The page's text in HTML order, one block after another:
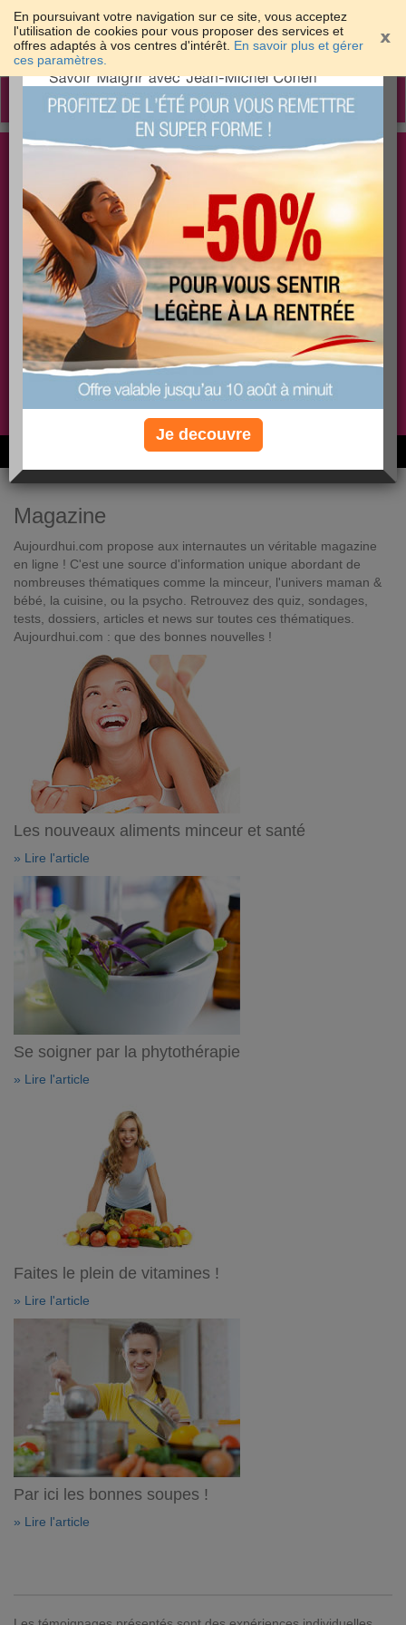
En poursuivant votre navigation sur ce site, vous acceptez
l'utilisation de cookies pour vous proposer des services et
offres adaptés à vos centres d'intérêt. En savoir plus et gérer
ces paramètres.
Toggle
Les meilleures solutions pour maigrir et être bien
dans sa peau
PLUS
EFFICACE
PLUS
SANTÉ
PLUS
COACHING
Non, je préfère le régime gratuit
6M de personnes ont maigri et réappris à manger avec nous
Magazine
Aujourdhui.com propose aux internautes un véritable magazine
en ligne ! C'est une source d'information unique abordant de
nombreuses thématiques comme la minceur, l'univers maman &
bébé, la cuisine, ou la psycho. Retrouvez des quiz, sondages,
tests, dossiers, articles et news sur toutes ces thématiques.
Aujourdhui.com : que des bonnes nouvelles !
Les nouveaux aliments minceur et santé
» Lire l'article
Se soigner par la phytothérapie
» Lire l'article
Faites le plein de vitamines !
» Lire l'article
Par ici les bonnes soupes !
» Lire l'article
×
Je decouvre